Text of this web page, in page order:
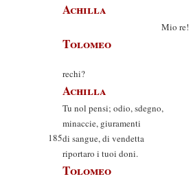
Achilla
Mio re!
Tolomeo
rechi?
Achilla
Tu nol pensi; odio, sdegno,
minaccie, giuramenti
185di sangue, di vendetta
riportaro i tuoi doni.
Tolomeo